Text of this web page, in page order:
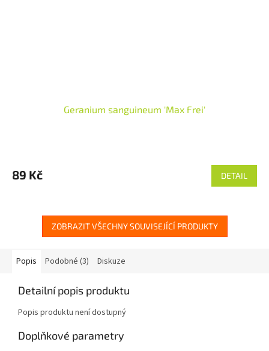
Geranium sanguineum 'Max Frei'
89 Kč DETAIL
ZOBRAZIT VŠECHNY SOUVISEJÍCÍ PRODUKTY
Popis Podobné (3) Diskuze
Detailní popis produktu
Popis produktu není dostupný
Doplňkové parametry